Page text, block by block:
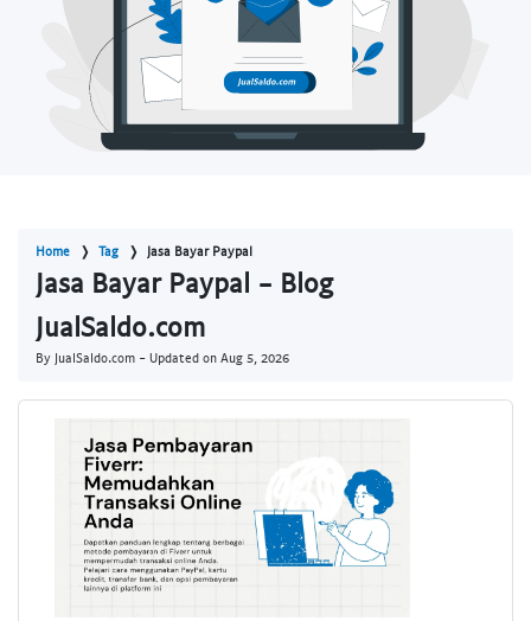
Home Tag Jasa Bayar Paypal
Jasa Bayar Paypal - Blog
JualSaldo.com
By JualSaldo.com - Updated on Aug 5, 2026